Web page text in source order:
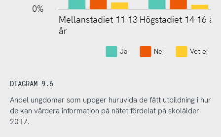
0%
Mellanstadiet 11-13
Mellanstadiet 11-13
år
Högstadiet 14-16 år
Ja Nej Vet ej
DIAGRAM 9.6
Andel ungdomar som uppger huruvida de fått utbildning i hur
de kan värdera information på nätet fördelat på skolålder
2017.